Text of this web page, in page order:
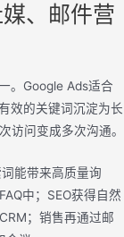
、邮件营
。Google Ads适合
效的关键词沉淀为长
访问变成多次沟通。
能带来高质量询
中；SEO获得自然
；销售再通过邮